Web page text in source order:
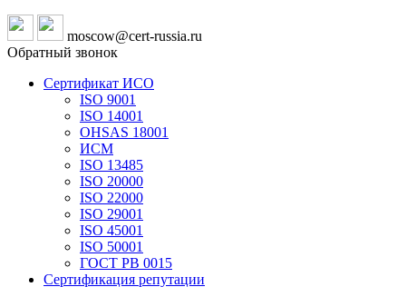
moscow@cert-russia.ru
Обратный звонок
Сертификат ИСО
ISO 9001
ISO 14001
OHSAS 18001
ИСМ
ISO 13485
ISO 20000
ISO 22000
ISO 29001
ISO 45001
ISO 50001
ГОСТ РВ 0015
Сертификация репутации